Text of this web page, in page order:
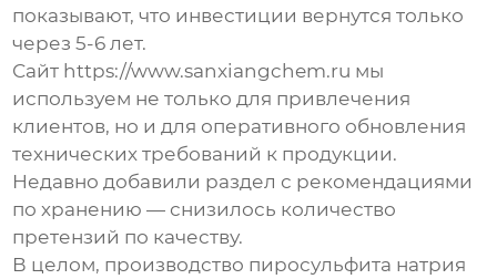
показывают, что инвестиции вернутся только
через 5-6 лет.
Сайт https://www.sanxiangchem.ru мы
используем не только для привлечения
клиентов, но и для оперативного обновления
технических требований к продукции.
Недавно добавили раздел с рекомендациями
по хранению — снизилось количество
претензий по качеству.
В целом, производство пиросульфита натрия